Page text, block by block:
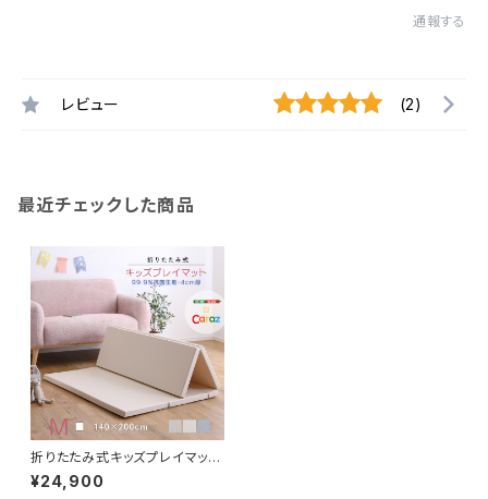
通報する
レビュー (2)
最近チェックした商品
折りたたみ式キッズプレイマッ
ト Mサイズ（140×200cm）
KPM-1420M
¥24,900